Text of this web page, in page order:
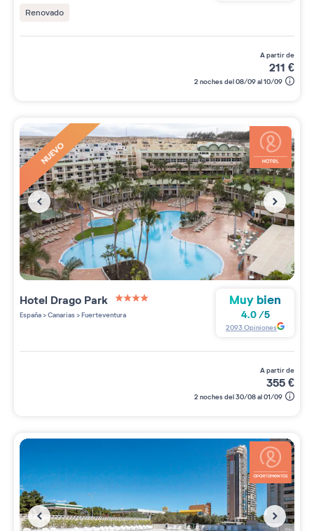
Renovado
a partir de
211 €
2 noches del 08/09 al 10/09
NUEVO
Hotel Drago Park
4 étoiles sur 5
España>Canarias>Fuerteventura
Muy bien
4.0/5
2093Opiniones
a partir de
355€
2 noches del 30/08 al 01/09